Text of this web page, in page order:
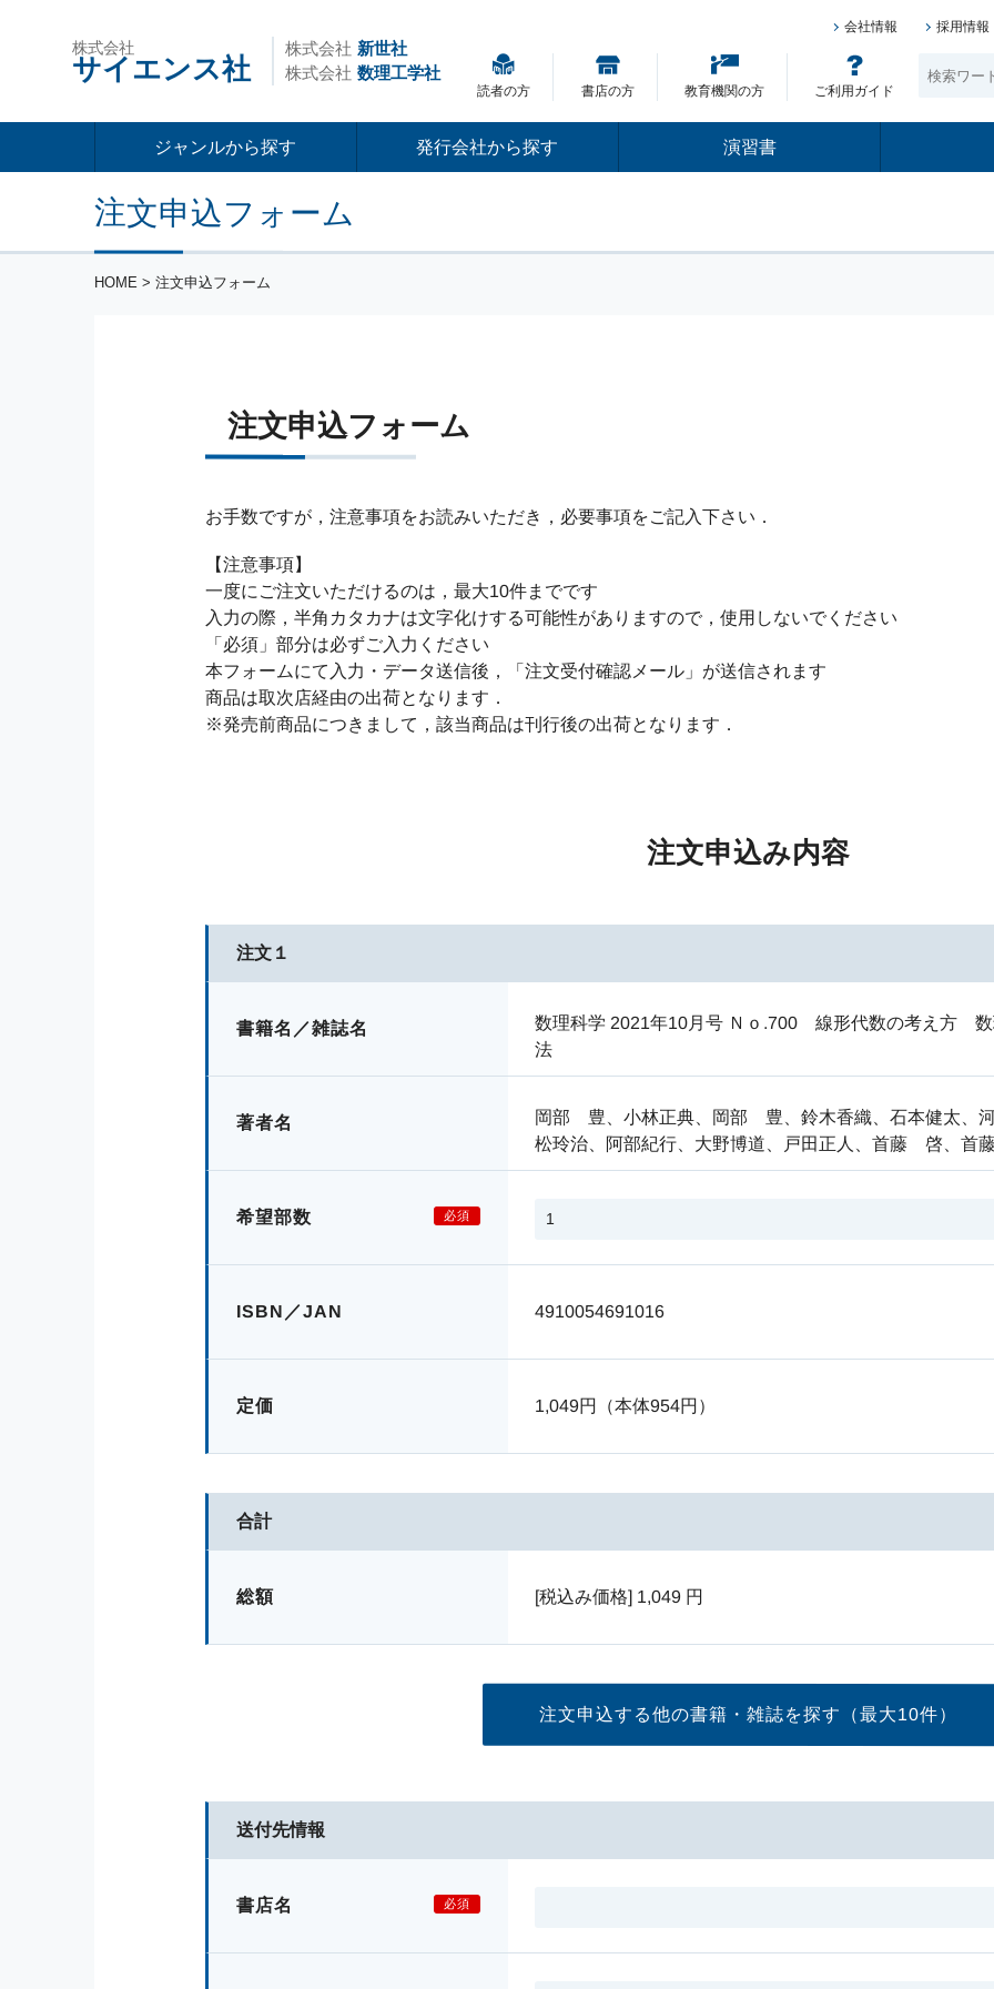
株式会社
サイエンス社
株式会社 新世社
株式会社 数理工学社
会社情報 採用情報
読者の方 書店の方 教育機関の方 ご利用ガイド
ジャンルから探す 発行会社から探す 演習書
注文申込フォーム
HOME > 注文申込フォーム
注文申込フォーム
お手数ですが，注意事項をお読みいただき，必要事項をご記入下さい．
【注意事項】
一度にご注文いただけるのは，最大10件までです
入力の際，半角カタカナは文字化けする可能性がありますので，使用しないでください
「必須」部分は必ずご入力ください
本フォームにて入力・データ送信後，「注文受付確認メール」が送信されます
商品は取次店経由の出荷となります．
※発売前商品につきまして，該当商品は刊行後の出荷となります．
注文申込み内容
注文１
書籍名／雑誌名 数理科学 2021年10月号 Ｎｏ.700 線形代数の考え方 数
法
著者名 岡部 豊、小林正典、岡部 豊、鈴木香織、石本健太、
松玲治、阿部紀行、大野博道、戸田正人、首藤 啓、首
希望部数 必須
ISBN／JAN 4910054691016
定価 1,049円（本体954円）
合計
総額 [税込み価格] 1,049円
注文申込する他の書籍・雑誌を探す（最大10件）
送付先情報
書店名 必須